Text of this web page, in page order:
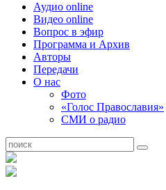
Аудио online
Видео online
Вопрос в эфир
Программа и Архив
Авторы
Передачи
О нас
Фото
«Голос Православия»
СМИ о радио